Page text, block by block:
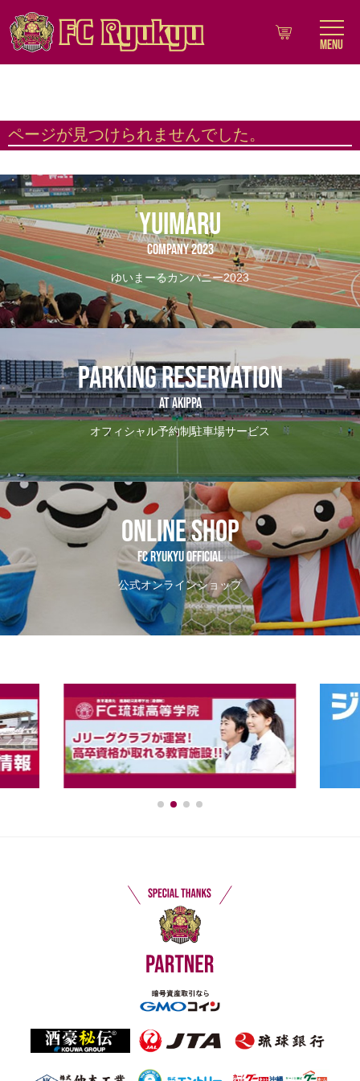
MENU
ページが見つけられませんでした。
YUIMARU
COMPANY 2023
ゆいまーるカンパニー2023
PARKING RESERVATION
AT Akippa
オフィシャル予約制駐車場サービス
ONLINE SHOP
FC RYUKYU OFFICIAL
公式オンラインショップ